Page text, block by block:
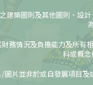
建築圖則及其他圖則、設
務情況及負擔能力及所
料或概
片並非於或自發展項目